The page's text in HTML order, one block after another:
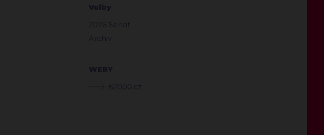
Volby
2026 Senát
Archiv
WEBY
62000.cz